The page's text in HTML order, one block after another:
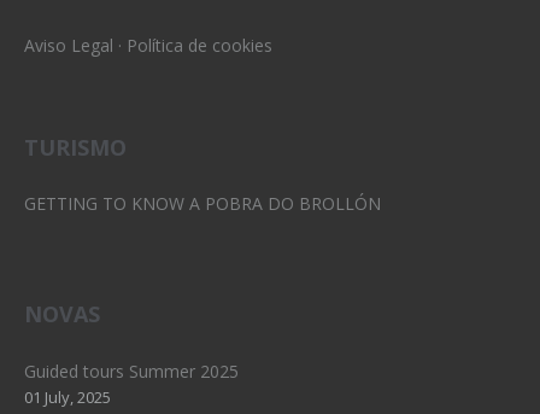
Aviso Legal · Política de cookies
TURISMO
GETTING TO KNOW A POBRA DO BROLLÓN
NOVAS
Guided tours Summer 2025
01 July, 2025